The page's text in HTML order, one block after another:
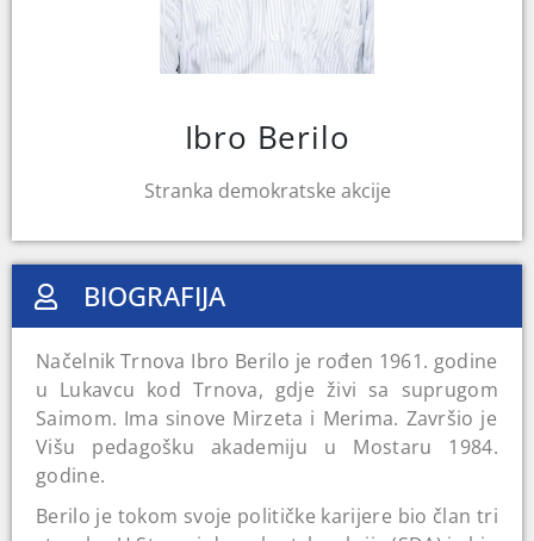
Ibro Berilo
Stranka demokratske akcije
BIOGRAFIJA
Načelnik Trnova Ibro Berilo je rođen 1961. godine
u Lukavcu kod Trnova, gdje živi sa suprugom
Saimom. Ima sinove Mirzeta i Merima. Završio je
Višu pedagošku akademiju u Mostaru 1984.
godine.
Berilo je tokom svoje političke karijere bio član tri